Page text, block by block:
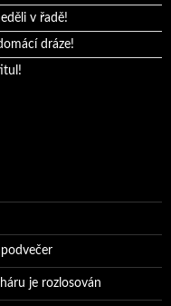
v řadě!
dráze!
je rozlosován